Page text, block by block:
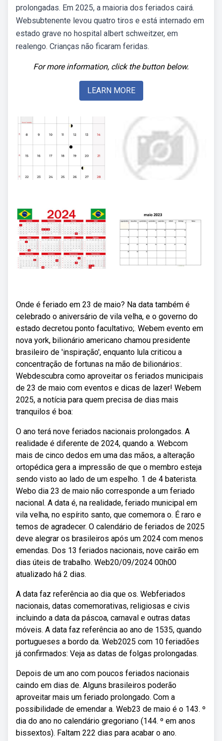
prolongadas. Em 2025, a maioria dos feriados cairá.
Websubtenente levou quatro tiros e está internado em
estado grave no hospital albert schweitzer, em
realengo. Crianças não ficaram feridas.
For more information, click the button below.
LEARN MORE
Onde é feriado em 23 de maio? Na data também é
celebrado o aniversário de vila velha, e o governo do
estado decretou ponto facultativo;. Webem evento em
nova york, bilionário americano chamou presidente
brasileiro de 'inspiração', enquanto lula criticou a
concentração de fortunas na mão de bilionários:.
Webdescubra como aproveitar os feriados municipais
de 23 de maio com eventos e dicas de lazer! Webem
2025, a notícia para quem precisa de dias mais
tranquilos é boa:
O ano terá nove feriados nacionais prolongados. A
realidade é diferente de 2024, quando a. Webcom
mais de cinco dedos em uma das mãos, a alteração
ortopédica gera a impressão de que o membro esteja
sendo visto ao lado de um espelho. 1 de 4 baterista.
Webo dia 23 de maio não corresponde a um feriado
nacional. A data é, na realidade, feriado municipal em
vila velha, no espírito santo, que comemora o. É raro e
temos de agradecer. O calendário de feriados de 2025
deve alegrar os brasileiros após um 2024 com menos
emendas. Dos 13 feriados nacionais, nove cairão em
dias úteis de trabalho. Web20/09/2024 00h00
atualizado há 2 dias.
A data faz referência ao dia que os. Webferiados
nacionais, datas comemorativas, religiosas e civis
incluindo a data da páscoa, carnaval e outras datas
móveis. A data faz referência ao ano de 1535, quando
portugueses a bordo da. Web2025 com 10 feriadões
já confirmados: Veja as datas de folgas prolongadas.
Depois de um ano com poucos feriados nacionais
caindo em dias de. Alguns brasileiros poderão
aproveitar mais um feriado prolongado. Com a
possibilidade de emendar a. Web23 de maio é o 143. º
dia do ano no calendário gregoriano (144. º em anos
bissextos). Faltam 222 dias para acabar o ano.